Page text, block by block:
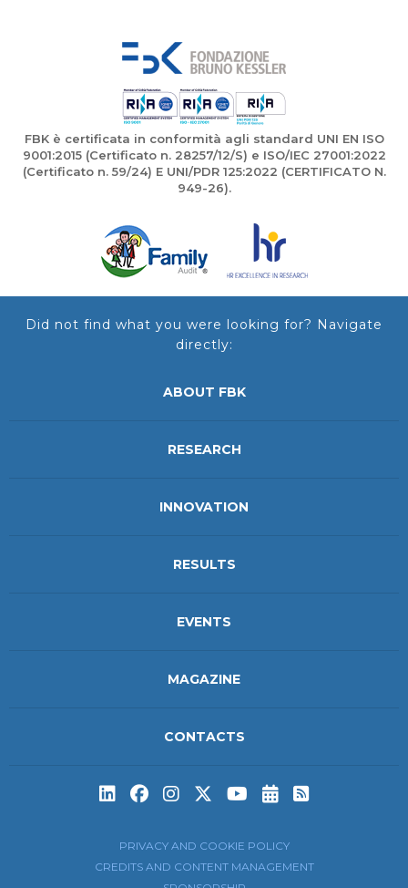
FBK è certificata in conformità agli standard UNI EN ISO
9001:2015 (Certificato n. 28257/12/S) e ISO/IEC 27001:2022
(Certificato n. 59/24) E UNI/PDR 125:2022 (CERTIFICATO N.
949-26).
Did not find what you were looking for? Navigate
directly:
ABOUT FBK
RESEARCH
INNOVATION
RESULTS
EVENTS
MAGAZINE
CONTACTS
Subscribe to
Subscribe
PRIVACY AND COOKIE POLICY
CREDITS AND CONTENT MANAGEMENT